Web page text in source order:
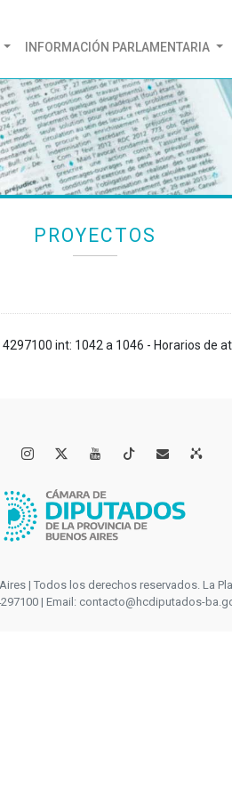
INFORMACIÓN PARLAMENTARIA
PROYECTOS
4297100 int: 1042 a 1046 - Horarios de
  
| Todos los derechos reservados. La
| Email: contacto@hcdiputados-